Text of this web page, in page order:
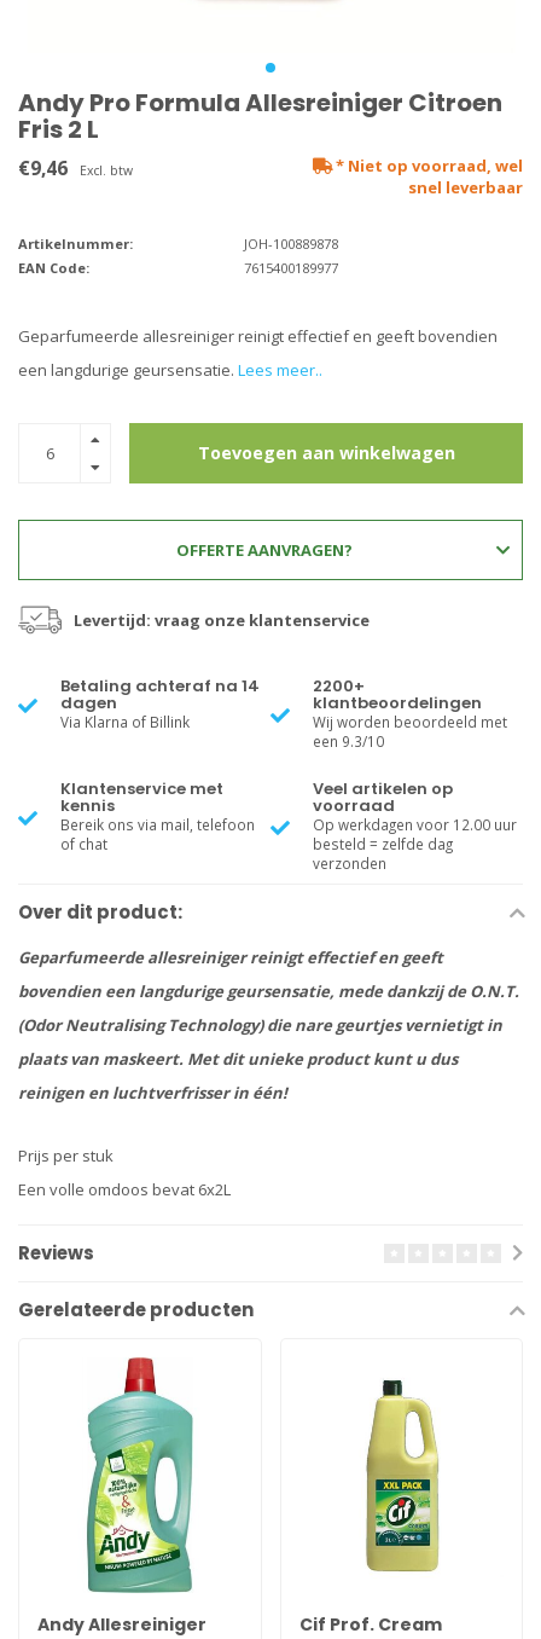
Andy Pro Formula Allesreiniger Citroen
Fris 2 L
€9,46 Excl. btw
* Niet op voorraad, wel
snel leverbaar
Artikelnummer:
JOH-100889878
EAN Code:
7615400189977
Geparfumeerde allesreiniger reinigt effectief en geeft bovendien
een langdurige geursensatie. Lees meer..
Toevoegen aan winkelwagen
OFFERTE AANVRAGEN?
Levertijd: vraag onze klantenservice
Betaling achteraf na 14
dagen
Via Klarna of Billink
2200+
klantbeoordelingen
Wij worden beoordeeld met
een 9.3/10
Klantenservice met
kennis
Bereik ons via mail, telefoon
of chat
Veel artikelen op
voorraad
Op werkdagen voor 12.00 uur
besteld = zelfde dag
verzonden
Over dit product:
Geparfumeerde allesreiniger reinigt effectief en geeft
bovendien een langdurige geursensatie, mede dankzij de O.N.T.
(Odor Neutralising Technology) die nare geurtjes vernietigt in
plaats van maskeert. Met dit unieke product kunt u dus
reinigen en luchtverfrisser in één!
Prijs per stuk
Een volle omdoos bevat 6x2L
Reviews
Gerelateerde producten
Andy Allesreiniger
Cif Prof. Cream